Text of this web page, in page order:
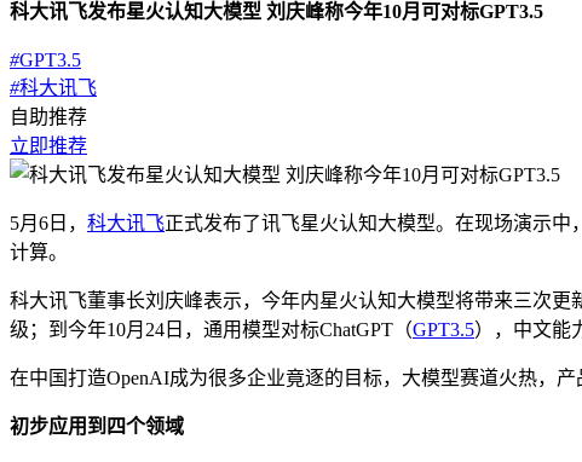
科大讯飞发布星火认知大模型 刘庆峰称今年10月可对标GPT3.5
#GPT3.5
#科大讯飞
自助推荐
立即推荐
5月6日， 科大讯飞正式发布了讯飞星火认知大模型。在现场演示
计算。
科大讯飞董事长刘庆峰表示，今年内星火认知大模型将带来三次
级；到今年10月24日，通用模型对标ChatGPT（GPT3.5），中文能
在中国打造OpenAI成为很多企业竟逐的目标，大模型赛道火热，
初步应用到四个领域